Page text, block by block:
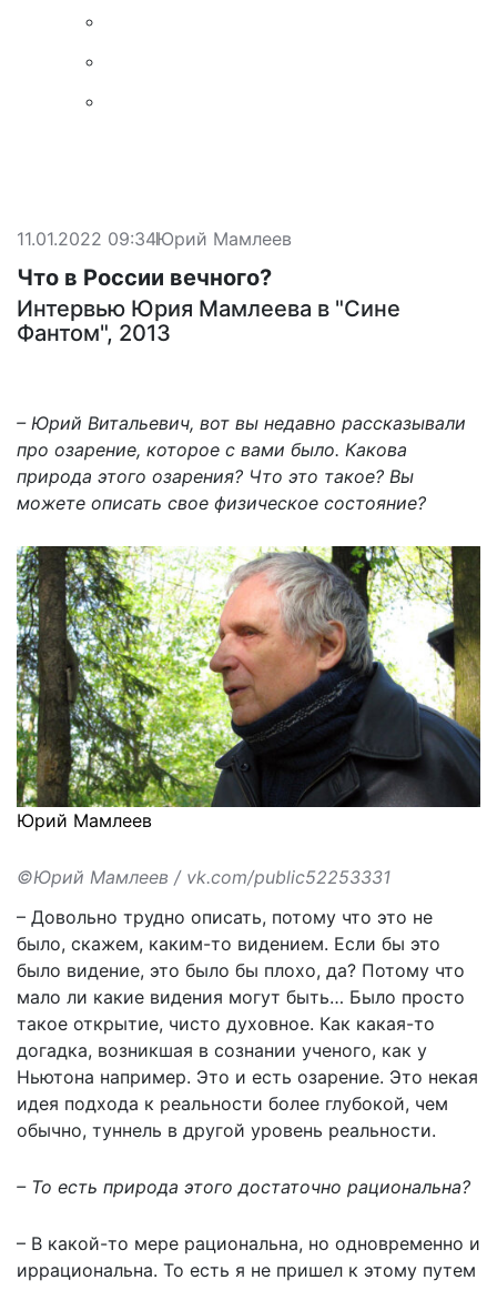
11.01.2022 09:34Юрий Мамлеев
Что в России вечного?
Интервью Юрия Мамлеева в "Сине
Фантом", 2013
– Юрий Витальевич, вот вы недавно рассказывали
про озарение, которое с вами было. Какова
природа этого озарения? Что это такое? Вы
можете описать свое физическое состояние?
Юрий Мамлеев
©Юрий Мамлеев / vk.com/public52253331
– Довольно трудно описать, потому что это не
было, скажем, каким-то видением. Если бы это
было видение, это было бы плохо, да? Потому что
мало ли какие видения могут быть… Было просто
такое открытие, чисто духовное. Как какая-то
догадка, возникшая в сознании ученого, как у
Ньютона например. Это и есть озарение. Это некая
идея подхода к реальности более глубокой, чем
обычно, туннель в другой уровень реальности.
– То есть природа этого достаточно рациональна?
– В какой-то мере рациональна, но одновременно и
иррациональна. То есть я не пришел к этому путем